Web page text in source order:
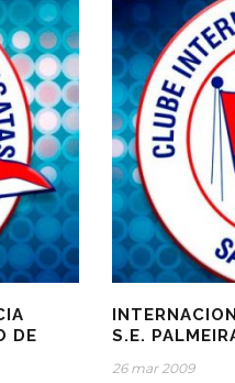
DE
S.E.
26 mar 2009